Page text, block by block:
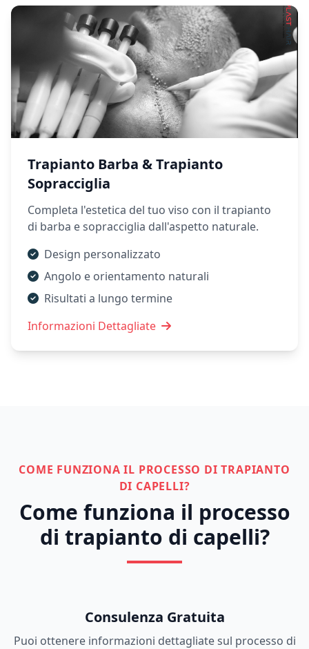
Trapianto Barba & Trapianto
Sopracciglia
Completa l'estetica del tuo viso con il trapianto
di barba e sopracciglia dall'aspetto naturale.
Design personalizzato
Angolo e orientamento naturali
Risultati a lungo termine
Informazioni Dettagliate
COME FUNZIONA IL PROCESSO DI TRAPIANTO
DI CAPELLI?
Come funziona il processo
di trapianto di capelli?
Consulenza Gratuita
Puoi ottenere informazioni dettagliate sul processo di